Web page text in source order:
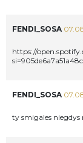
FENDI_SOSA
https://
FENDI_SOSA
ty smigales niegdys